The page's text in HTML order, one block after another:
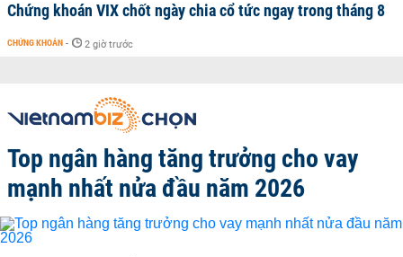
Chứng khoán VIX chốt ngày chia cổ tức ngay trong tháng 8
CHỨNG KHOÁN - 2 giờ trước
Top ngân hàng tăng trưởng cho vay
mạnh nhất nửa đầu năm 2026